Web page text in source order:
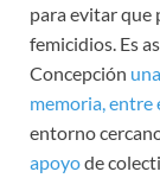
para evitar que
femicidios. Es
Concepción
memoria, entre
entorno
apoyode